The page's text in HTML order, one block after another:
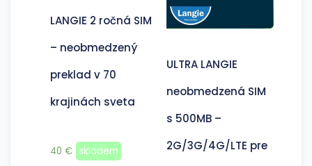
LANGIE 2 ročná SIM
– neobmedzený
preklad v 70
krajinách sveta
40 € skladem
ULTRA LANGIE
neobmedzená SIM
s 500MB –
2G/3G/4G/LTE pre